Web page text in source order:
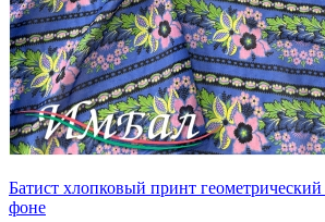
Батист хлопковый принт
фоне